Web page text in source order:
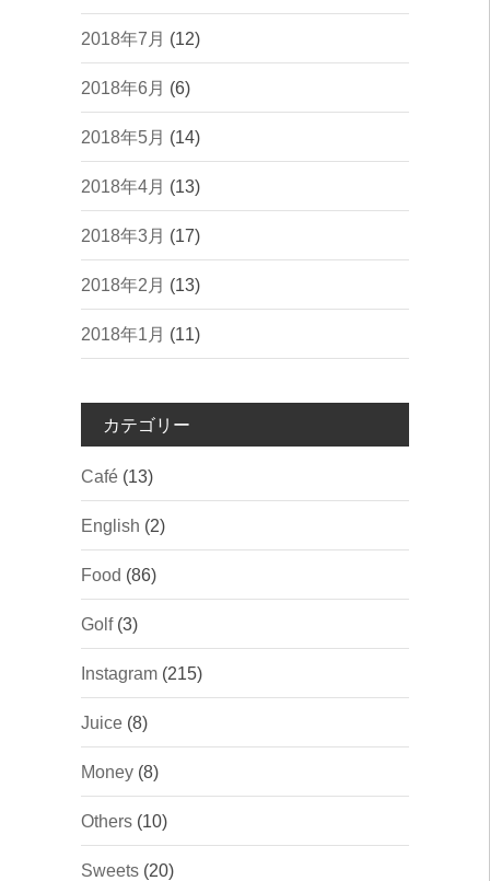
2018年7月 (12)
2018年6月 (6)
2018年5月 (14)
2018年4月 (13)
2018年3月 (17)
2018年2月 (13)
2018年1月 (11)
カテゴリー
Café(13)
English (2)
Food (86)
Golf(3)
Instagram(215)
Juice(8)
Money(8)
Others(10)
Sweets(20)